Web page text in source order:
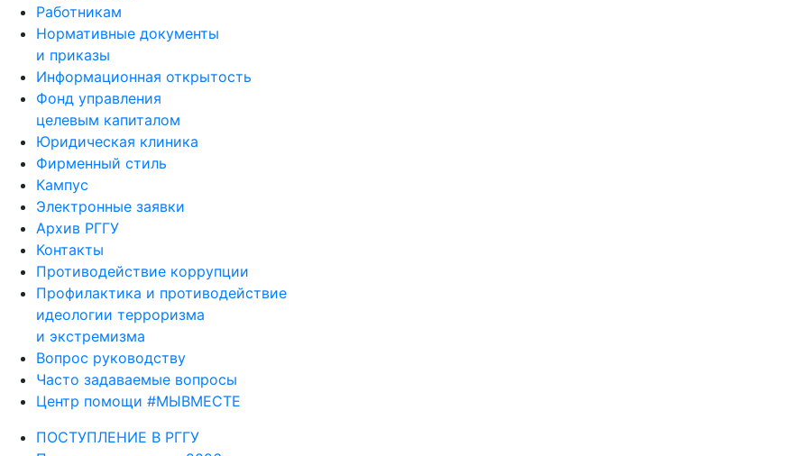
Работникам
Нормативные документы
и приказы
Информационная открытость
Фонд управления
целевым капиталом
Юридическая клиника
Фирменный стиль
Кампус
Электронные заявки
Архив РГГУ
Контакты
Противодействие коррупции
Профилактика и противодействие
идеологии терроризма
и экстремизма
Вопрос руководству
Часто задаваемые вопросы
Центр помощи #МЫВМЕСТЕ
ПОСТУПЛЕНИЕ В РГГУ